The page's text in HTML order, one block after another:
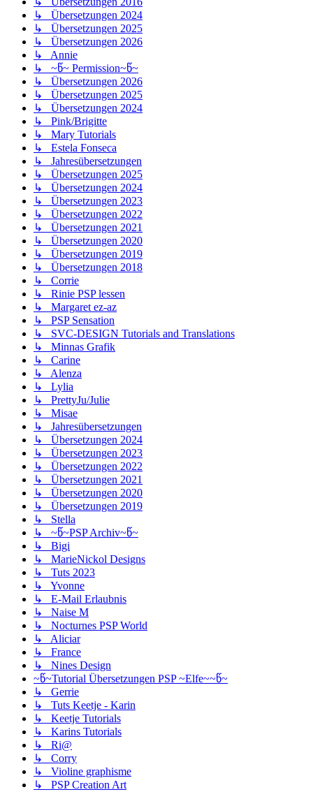
↳ Übersetzungen 2024
↳ Übersetzungen 2025
↳ Übersetzungen 2026
↳ Annie
↳ ~წ~ Permission~წ~
↳ Übersetzungen 2026
↳ Übersetzungen 2025
↳ Übersetzungen 2024
↳ Pink/Brigitte
↳ Mary Tutorials
↳ Estela Fonseca
↳ Jahresübersetzungen
↳ Übersetzungen 2025
↳ Übersetzungen 2024
↳ Übersetzungen 2023
↳ Übersetzungen 2022
↳ Übersetzungen 2021
↳ Übersetzungen 2020
↳ Übersetzungen 2019
↳ Übersetzungen 2018
↳ Corrie
↳ Rinie PSP lessen
↳ Margaret ez-az
↳ PSP Sensation
↳ SVC-DESIGN Tutorials and Translations
↳ Minnas Grafik
↳ Carine
↳ Alenza
↳ Lylia
↳ PrettyJu/Julie
↳ Misae
↳ Jahresübersetzungen
↳ Übersetzungen 2024
↳ Übersetzungen 2023
↳ Übersetzungen 2022
↳ Übersetzungen 2021
↳ Übersetzungen 2020
↳ Übersetzungen 2019
↳ Stella
↳ ~წ~PSP Archiv~წ~
↳ Bigi
↳ MarieNickol Designs
↳ Tuts 2023
↳ Yvonne
↳ E-Mail Erlaubnis
↳ Naise M
↳ Nocturnes PSP World
↳ Aliciar
↳ France
↳ Nines Design
~წ~Tutorial Übersetzungen PSP ~Elfe~~წ~
↳ Gerrie
↳ Tuts Keetje - Karin
↳ Keetje Tutorials
↳ Karins Tutorials
↳ Ri@
↳ Corry
↳ Violine graphisme
↳ PSP Creation Art